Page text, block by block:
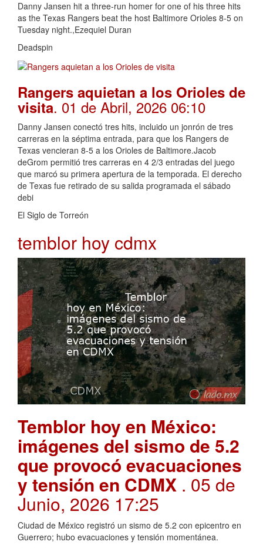
Danny Jansen hit a three-run homer for one of his three hits
as the Texas Rangers beat the host Baltimore Orioles 8-5 on
Tuesday night.,Ezequiel Duran
Deadspin
Rangers aquietan a los Orioles de
visita. 01 de Abril, 2026 06:10
Danny Jansen conectó tres hits, incluido un jonrón de tres
carreras en la séptima entrada, para que los Rangers de
Texas vencieran 8-5 a los Orioles de Baltimore.Jacob
deGrom permitió tres carreras en 4 2/3 entradas del juego
que marcó su primera apertura de la temporada. El derecho
de Texas fue retirado de su salida programada el sábado
debi
El Siglo de Torreón
temblor hoy cdmx
Temblor hoy en México:
imágenes del sismo de 5.2
que provocó evacuaciones
y tensión en CDMX . 05 de
Junio, 2026 17:25
Ciudad de México registró un sismo de 5.2 con epicentro en
Guerrero; hubo evacuaciones y tensión momentánea.